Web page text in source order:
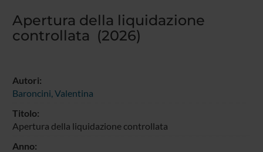
Apertura della liquidazione
controllata (2026)
Autori:
Baroncini, Valentina
Titolo:
Apertura della liquidazione controllata
Anno: